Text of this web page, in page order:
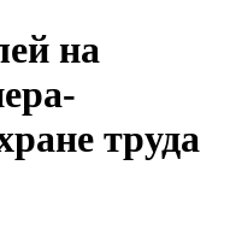
на
труда